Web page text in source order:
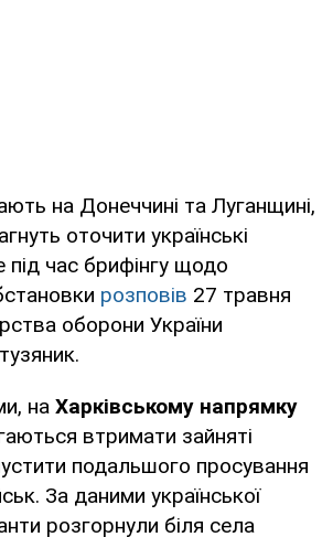
на Донеччині та Луганщині,
оточити українські
під час брифінгу щодо
розповів 27 травня
оборони України
на Харківському напрямку
втримати зайняті
подальшого просування
За даними української
розгорнули біля села